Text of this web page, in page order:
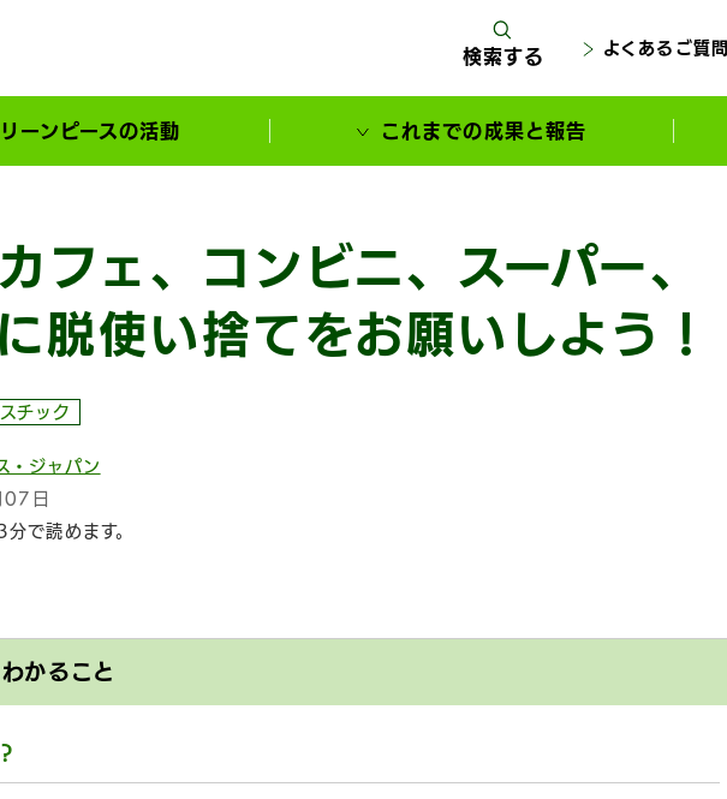
検索する よくあるご質問
ーンピースの活動 これまでの成果と報告
フェ、コンビニ、スーパー、
脱使い捨てをお願いしよう！
チック
・ジャパン
日
で読めます。
かること